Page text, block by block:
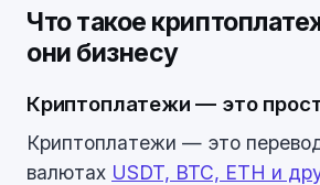
Что такое
они бизнесу
Криптоплатежи — это
Криптоплатежи — это
валютах USDT, BTC, ETH и